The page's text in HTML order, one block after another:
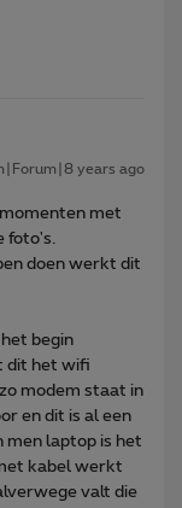
years ago
met
foto's.
doen werkt dit
begin
dit het wifi
modem staat in
en dit is al een
men laptop is het
kabel werkt
valt die